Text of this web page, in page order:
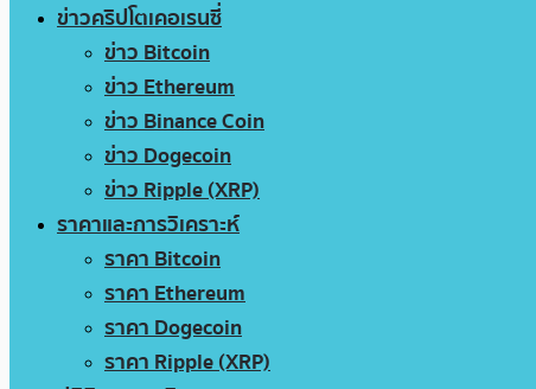
ข่าวคริปโตเคอเรนซี่
ข่าว Bitcoin
ข่าว Ethereum
ข่าว Binance Coin
ข่าว Dogecoin
ข่าว Ripple (XRP)
ราคาและการวิเคราะห์
ราคา Bitcoin
ราคา Ethereum
ราคา Dogecoin
ราคา Ripple (XRP)